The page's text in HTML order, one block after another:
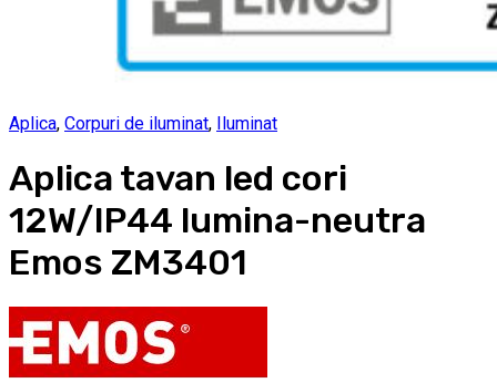
Aplica, Corpuri de iluminat, Iluminat
Aplica tavan led cori
12W/IP44 lumina-neutra
Emos ZM3401